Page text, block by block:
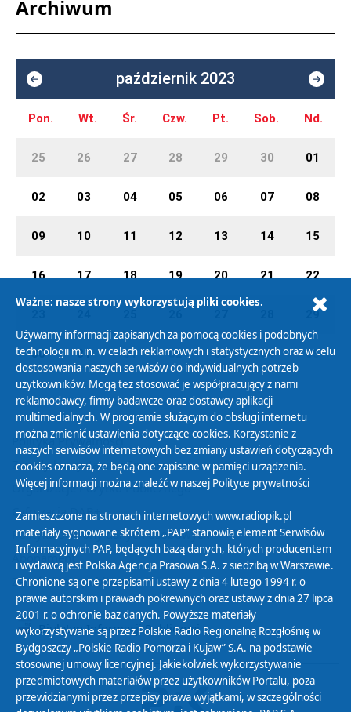
Archiwum
październik 2023
Pon. Wt. Śr. Czw. Pt. Sob. Nd.
25 26 27 28 29 30 01
02 03 04 05 06 07 08
09 10 11 12 13 14 15
16 17 18 19 20 21 22
29
30 31 01 02 03 04 05
Polityka Prywatności
Zasady korzystania z Serwisu
Organizacje Pożytku Publicznego
Cyfryzacja DAB+
Polityka ochrony danych osobowych
Abonament
Zamówienia publiczne
Biuletyn Informacji Publicznej
Ważne: nasze strony wykorzystują pliki cookies.
Używamy informacji zapisanych za pomocą cookies i podobnych
technologii m.in. w celach reklamowych i statystycznych oraz w celu
dostosowania naszych serwisów do indywidualnych potrzeb
użytkowników. Mogą też stosować je współpracujący z nami
reklamodawcy, firmy badawcze oraz dostawcy aplikacji
multimedialnych. W programie służącym do obsługi internetu
można zmienić ustawienia dotyczące cookies. Korzystanie z
naszych serwisów internetowych bez zmiany ustawień dotyczących
cookies oznacza, że będą one zapisane w pamięci urządzenia.
Więcej informacji można znaleźć w naszej Polityce prywatności
Zamieszczone na stronach internetowych www.radiopik.pl
materiały sygnowane skrótem „PAP” stanowią element Serwisów
Informacyjnych PAP, będących bazą danych, których producentem
i wydawcą jest Polska Agencja Prasowa S.A. z siedzibą w Warszawie.
Chronione są one przepisami ustawy z dnia 4 lutego 1994 r. o
prawie autorskim i prawach pokrewnych oraz ustawy z dnia 27 lipca
2001 r. o ochronie baz danych. Powyższe materiały
wykorzystywane są przez Polskie Radio Regionalną Rozgłośnię w
Bydgoszczy „Polskie Radio Pomorza i Kujaw” S.A. na podstawie
stosownej umowy licencyjnej. Jakiekolwiek wykorzystywanie
przedmiotowych materiałów przez użytkowników Portalu, poza
przewidzianymi przez przepisy prawa wyjątkami, w szczególności